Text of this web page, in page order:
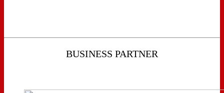
BUSINESS PARTNER